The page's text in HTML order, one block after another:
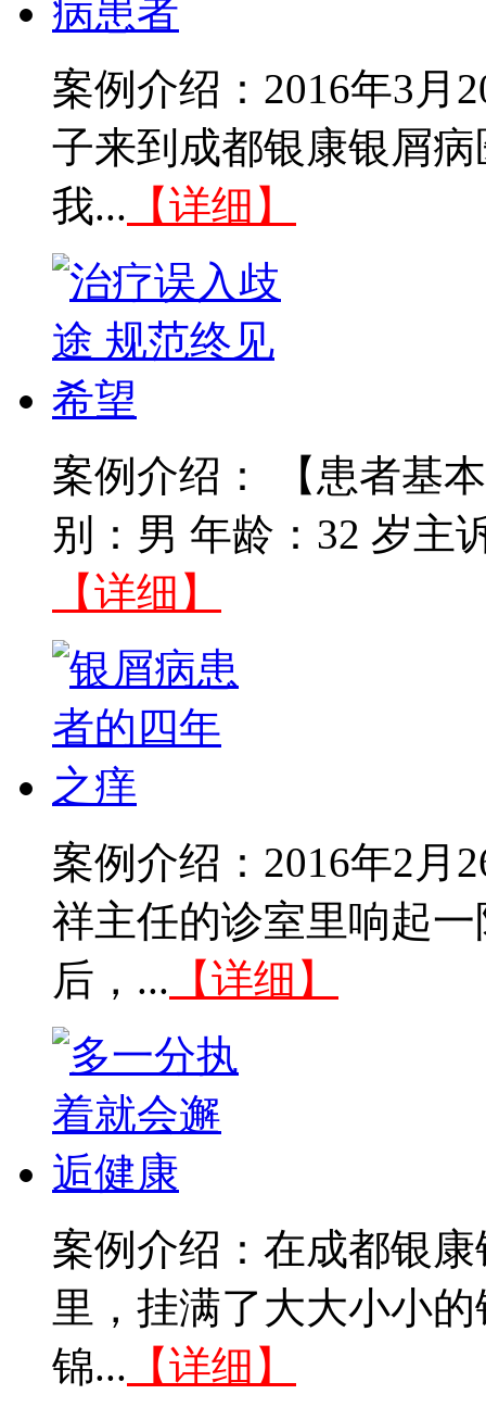
案例介绍：2016年3月
子来到成都银康银屑
我... 【详细】
案例介绍： 【患者基
别：男 年龄：32 岁主
【详细】
案例介绍：2016年2月
祥主任的诊室里响起
后，... 【详细】
案例介绍：在成都银
里，挂满了大大小小
锦... 【详细】